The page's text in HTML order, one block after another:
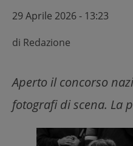
29 Aprile 2026 - 13:23
di Redazione
Aperto il concorso
fotografi di scena. La